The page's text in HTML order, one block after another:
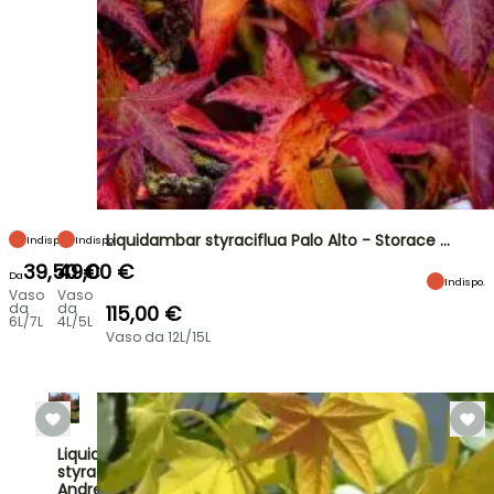
Indispo.
Da39,50 €
Vaso
da
6L/7L
Indispo.
49,00 €
Vaso
da
4L/5L
Liquidambar styraciflua Palo Alto - Storace …
Indispo.
115,00 €
Vaso da 12L/15L
Liquidambar
styraciflua
Andrew